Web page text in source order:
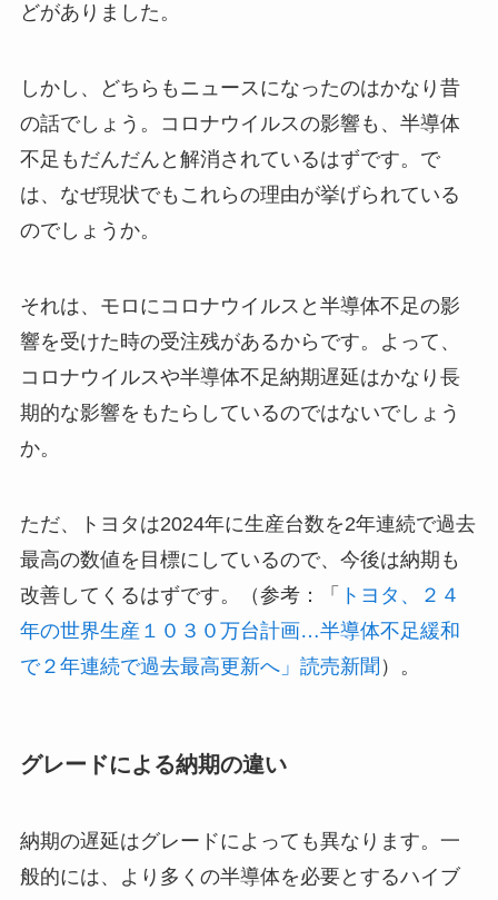
どがありました。
しかし、どちらもニュースになったのはかなり昔
の話でしょう。コロナウイルスの影響も、半導体
不足もだんだんと解消されているはずです。で
は、なぜ現状でもこれらの理由が挙げられている
のでしょうか。
それは、モロにコロナウイルスと半導体不足の影
響を受けた時の受注残があるからです。よって、
コロナウイルスや半導体不足納期遅延はかなり長
期的な影響をもたらしているのではないでしょう
か。
ただ、トヨタは2024年に生産台数を2年連続で過去
最高の数値を目標にしているので、今後は納期も
改善してくるはずです。（参考：「 トヨタ、２４
年の世界生産１０３０万台計画…半導体不足緩和
で２年連続で過去最高更新へ」読売新聞 ）。
グレードによる納期の違い
納期の遅延はグレードによっても異なります。一
般的には、より多くの半導体を必要とするハイブ